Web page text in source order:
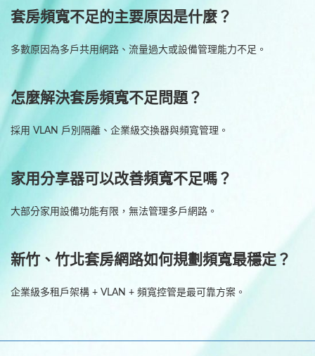
套房頻寬不足的主要原因是什麼？
多數原因為多戶共用網路、流量過大或設備管理能力不足。
怎麼解決套房頻寬不足問題？
採用 VLAN 戶別隔離、企業級交換器與頻寬管理。
家用分享器可以改善頻寬不足嗎？
大部分家用設備功能有限，無法管理多戶網路。
新竹、竹北套房網路如何規劃頻寬最穩定？
企業級多租戶架構 + VLAN + 頻寬控管是最可靠方案。